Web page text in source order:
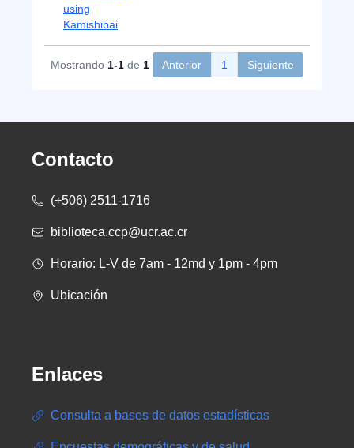
using
Kamishibai
Mostrando 1-1 de 1 Anterior 1 Siguiente
Contacto
(+506) 2511-1716
biblioteca.ccp@ucr.ac.cr
Horario: L-V de 7am - 12md y 1pm - 4pm
Ubicación
Enlaces
Consulta a bases de datos estadísticas